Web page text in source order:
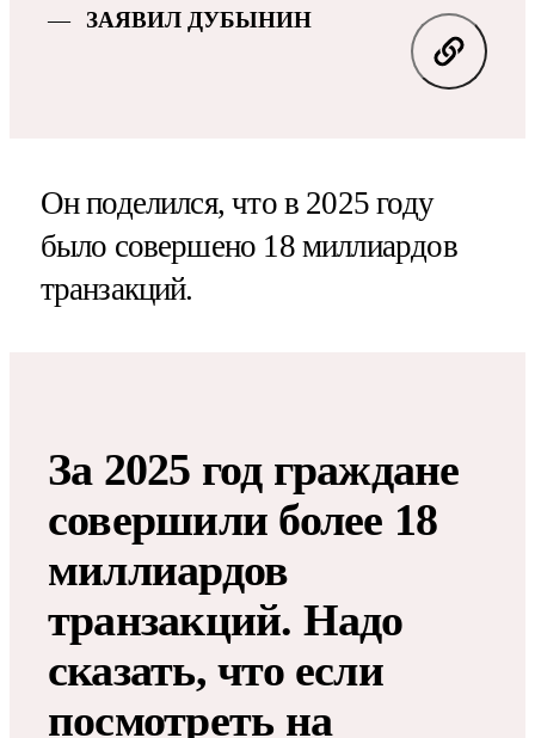
ЗАЯВИЛ ДУБЫНИН
Он поделился, что в 2025 году
было совершено 18 миллиардов
транзакций.
За 2025 год граждане
совершили более 18
миллиардов
транзакций. Надо
сказать, что если
посмотреть на